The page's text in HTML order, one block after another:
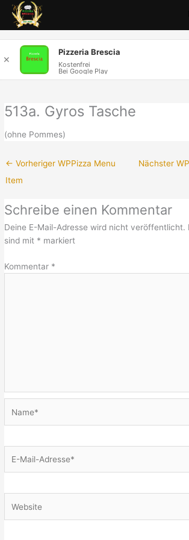
Inhalt
springen
513a. Gyros Tasche
(ohne Pommes)
← Vorheriger WPPizza Menu
Item
Nächster
Schreibe einen Kommentar
Deine E-Mail-Adresse wird nicht veröffentlicht.
sind mit * markiert
Kommentar *
Mail-
✕
Pizzeria Brescia
Kostenfrei
Bei Google Play